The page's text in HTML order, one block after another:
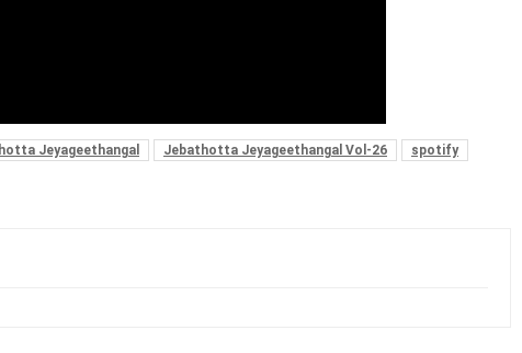
Jeyageethangal Jebathotta Jeyageethangal Vol-26
spotify